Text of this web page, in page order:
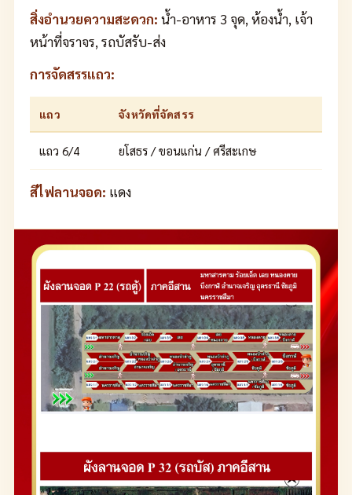
สิ่งอำนวยความสะดวก: น้ำ-อาหาร 3 จุด, ห้องน้ำ, เจ้า
หน้าที่จราจร, รถบัสรับ-ส่ง
การจัดสรรแถว:
แถว จังหวัดที่จัดสรร
แถว 6/4 ยโสธร / ขอนแก่น / ศรีสะเกษ
สีไฟลานจอด: แดง